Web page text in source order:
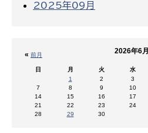
2025年09月
« 前月 2026年6月
日 月 火 水
1
2 3
7
8 9 10
14
15 16 17
21
22 23 24
28
29 30